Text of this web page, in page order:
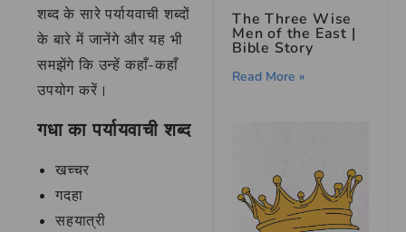
शब्द के सारे पर्यायवाची शब्दों
के बारे में जानेंगे और यह भी
समझेंगे कि उन्हें कहाँ-कहाँ
उपयोग करें।
गधा का पर्यायवाची शब्द
खच्चर
गदहा
सहयात्री
The Three Wise
Men of the East |
Bible Story
Read More »